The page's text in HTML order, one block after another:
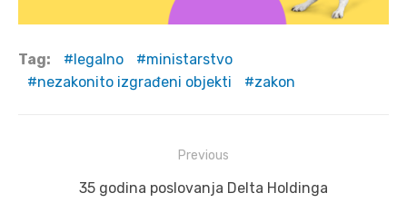
Tag: legalno
ministarstvo
nezakonito izgrađeni objekti
zakon
navigation
Previous
Previous
35 godina poslovanja Delta Holdinga